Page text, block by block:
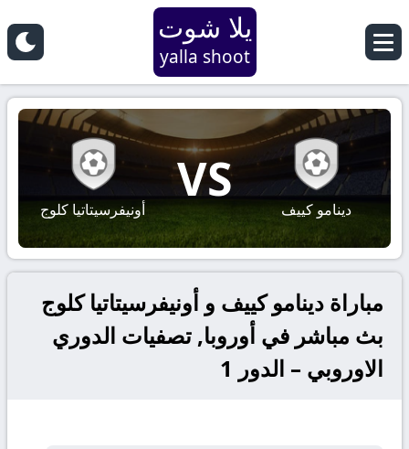
يلا شوت
yalla shoot
دينامو كييف
VS
أونيفرسيتاتيا كلوج
مباراة دينامو كييف و أونيفرسيتاتيا كلوج
بث مباشر في أوروبا, تصفيات الدوري
الاوروبي – الدور 1